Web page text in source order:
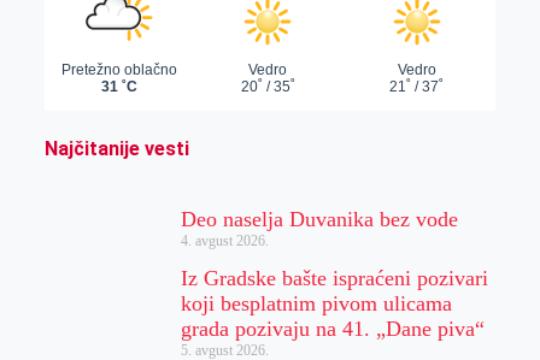
Najčitanije vesti
Deo naselja Duvanika bez vode
4. avgust 2026.
Iz Gradske bašte ispraćeni pozivari
koji besplatnim pivom ulicama
grada pozivaju na 41. „Dane piva“
5. avgust 2026.